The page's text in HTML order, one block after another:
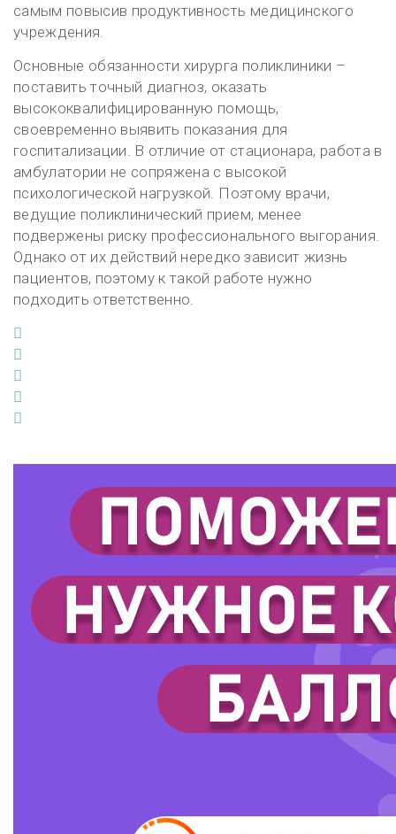
самым повысив продуктивность медицинского
учреждения.
Основные обязанности хирурга поликлиники –
поставить точный диагноз, оказать
высококвалифицированную помощь,
своевременно выявить показания для
госпитализации. В отличие от стационара, работа в
амбулатории не сопряжена с высокой
психологической нагрузкой. Поэтому врачи,
ведущие поликлинический прием, менее
подвержены риску профессионального выгорания.
Однако от их действий нередко зависит жизнь
пациентов, поэтому к такой работе нужно
подходить ответственно.